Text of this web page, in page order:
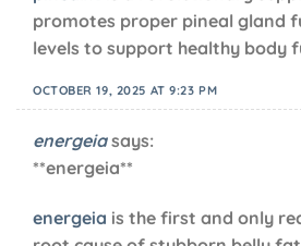
promotes proper pineal gland
levels to support healthy body
OCTOBER 19, 2025 AT 9:23 PM
energeia says:
** energeia**
energeia is the first and only